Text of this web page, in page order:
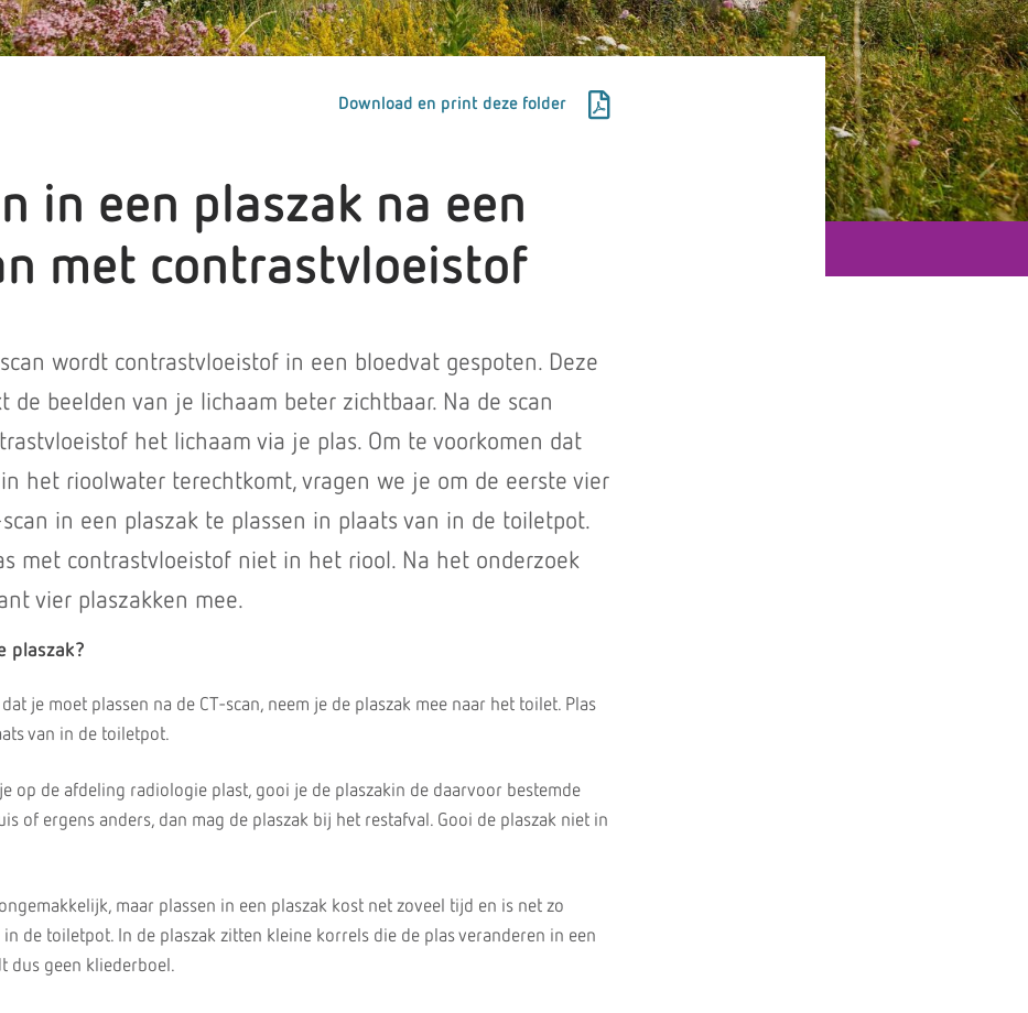
Download en print deze folder
in een plaszak na een
met contrastvloeistof
scan wordt contrastvloeistof in een bloedvat gespoten. Deze
de beelden van je lichaam beter zichtbaar. Na de scan
het lichaam via je plas. Om te voorkomen dat
het rioolwater terechtkomt, vragen we je om de eerste vier
scan in een plaszak te plassen in plaats van in de toiletpot.
met contrastvloeistof niet in het riool. Na het onderzoek
vier plaszakken mee.
plaszak?
je moet plassen na de CT-scan, neem je de plaszak mee naar het toilet. Plas
van in de toiletpot.
op de afdeling radiologie plast, gooi je de plaszakin de daarvoor bestemde
of ergens anders, dan mag de plaszak bij het restafval. Gooi de plaszak niet in
maar plassen in een plaszak kost net zoveel tijd en is net zo
in de toiletpot. In de plaszak zitten kleine korrels die de plas veranderen in een
dus geen kliederboel.